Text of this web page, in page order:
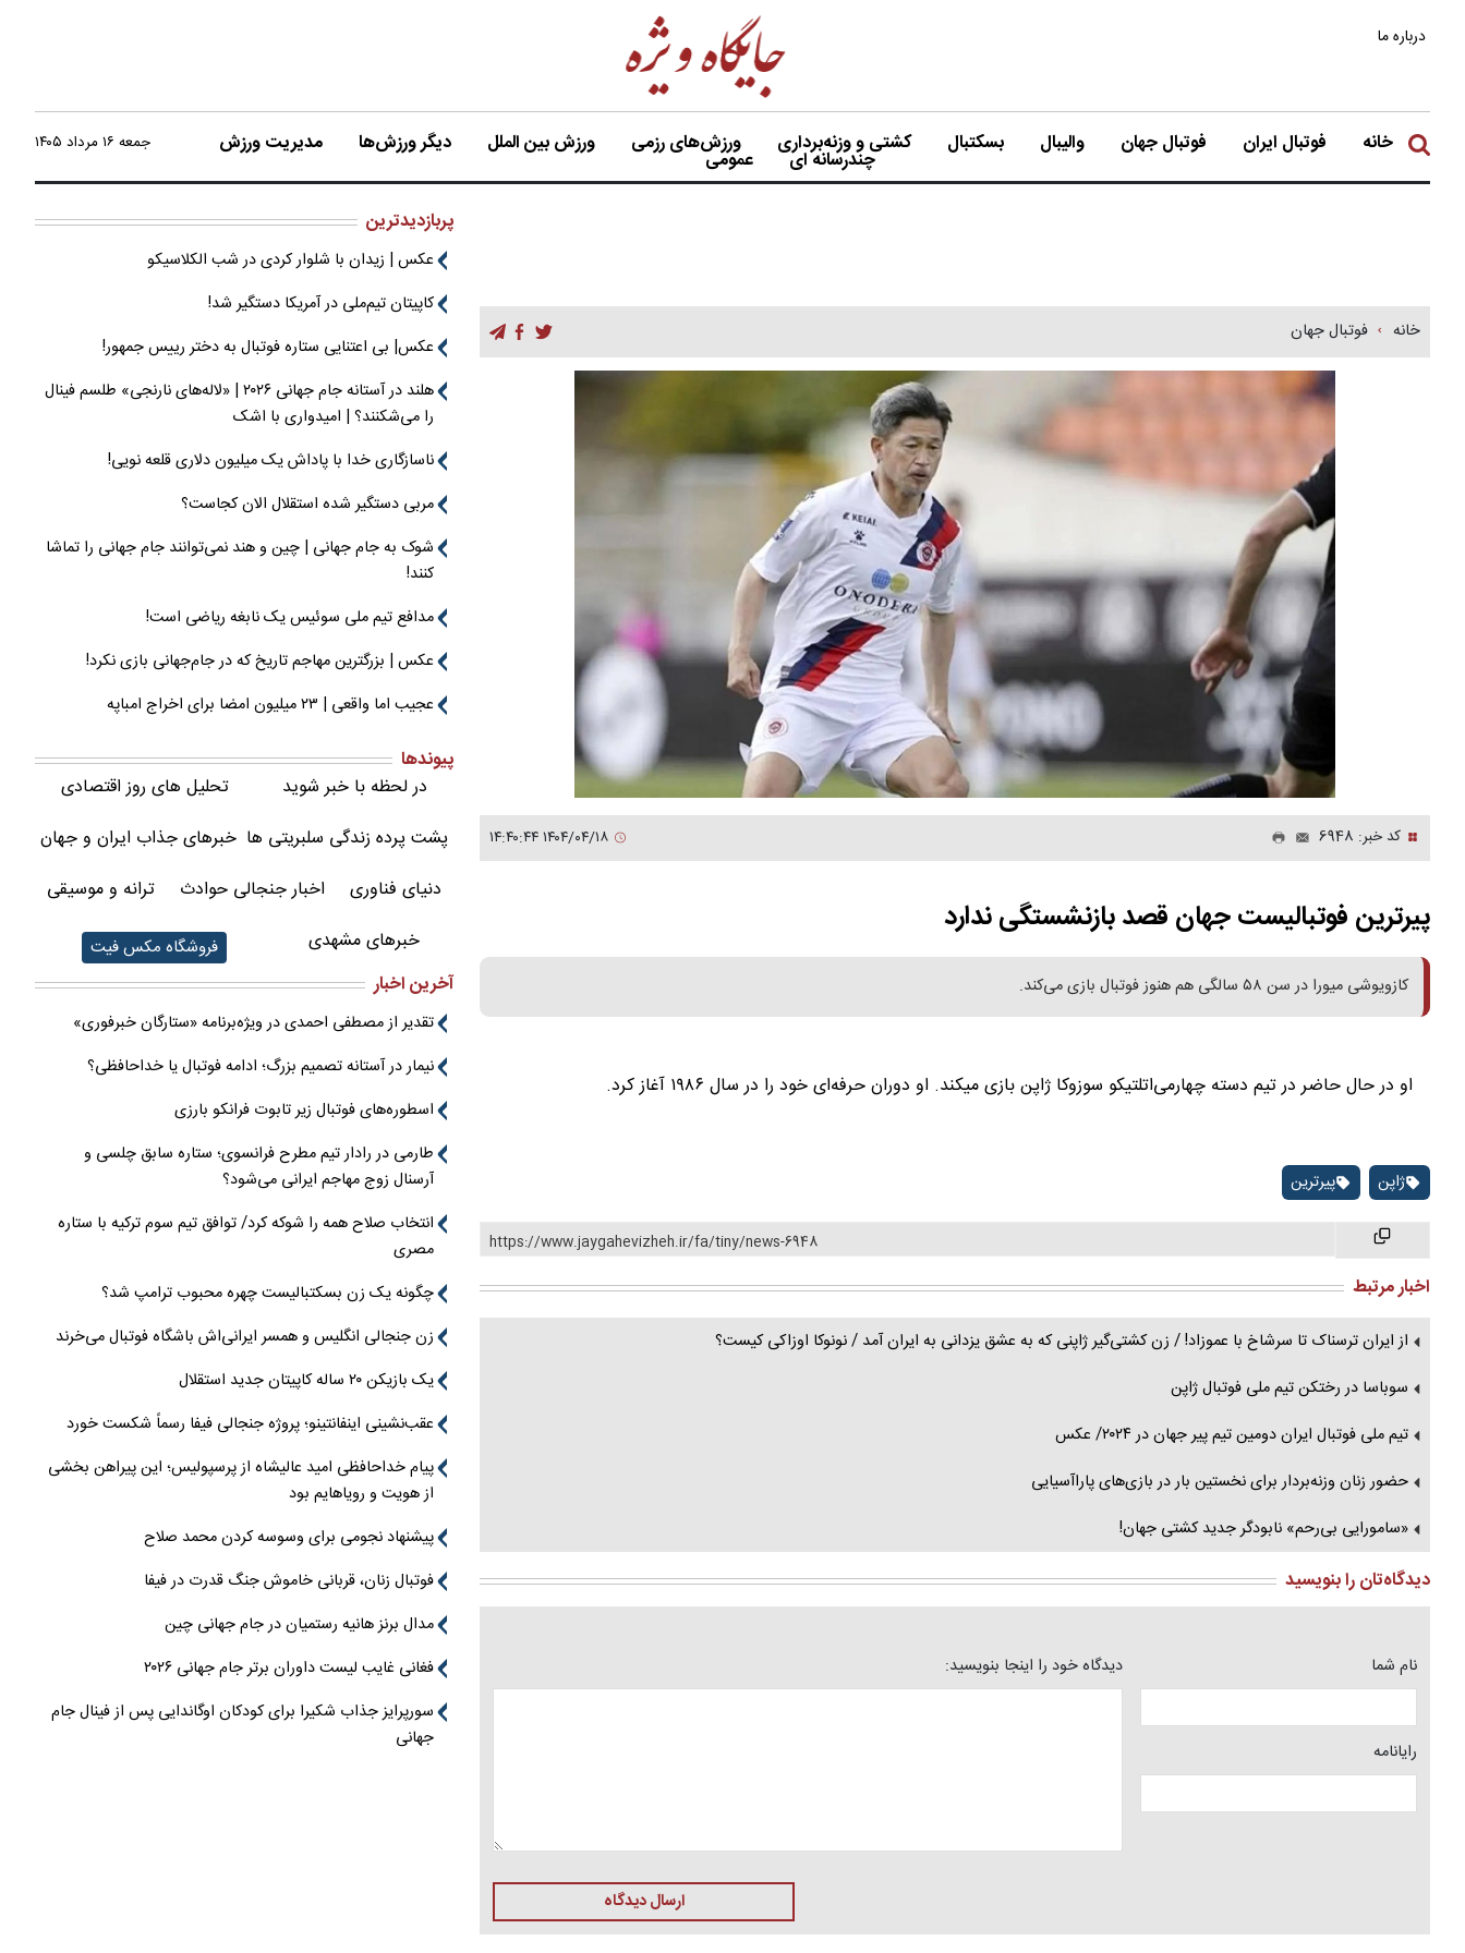
درباره ما
خانه فوتبال ایران فوتبال جهان والیبال بسکتبال کشتی و وزنه‌برداری ورزش‌های رزمی ورزش بین الملل دیگر ورزش‌ها مدیریت ورزش
چندرسانه ای عمومی
جمعه ۱۶ مرداد ۱۴۰۵
خانه فوتبال جهان
کد خبر: 6948
پیرترین فوتبالیست جهان قصد بازنشستگی ندارد
کازویوشی میورا در سن ۵۸ سالگی هم هنوز فوتبال بازی می‌کند.
او در حال حاضر در تیم دسته چهارمی‌اتلتیکو سوزوکا ژاپن بازی میکند. او دوران حرفه‌ای خود را در سال ۱۹۸۶ آغاز کرد.
ژاپن پیرترین
https://www.jaygahevizheh.ir/fa/tiny/news-6948
اخبار مرتبط
از ایران ترسناک تا سرشاخ با عموزاد! / زن کشتی‌گیر ژاپنی که به عشق یزدانی به ایران آمد / نونوکا اوزاکی کیست؟
سوباسا در رختکن تیم ملی فوتبال ژاپن
تیم ملی فوتبال ایران دومین تیم پیر جهان در ۲۰۲۴/ عکس
حضور زنان وزنه‌بردار برای نخستین بار در بازی‌های پاراآسیایی
«سامورایی بی‌رحم» نابودگر جدید کشتی جهان!
دیدگاه‌تان را بنویسید
نام شما
رایانامه
دیدگاه خود را اینجا بنویسید:
ارسال دیدگاه
پربازدیدترین
عکس | زیدان با شلوار کردی در شب الکلاسیکو
کاپیتان تیم‌ملی در آمریکا دستگیر شد!
عکس| بی اعتنایی ستاره فوتبال به دختر رییس جمهور!
هلند در آستانه جام جهانی ۲۰۲۶ | «لاله‌های نارنجی» طلسم فینال
را می‌شکنند؟ | امیدواری با اشک
ناسازگاری خدا با پاداش یک میلیون دلاری قلعه نویی!
مربی دستگیر شده استقلال الان کجاست؟
شوک به جام جهانی | چین و هند نمی‌توانند جام جهانی را تماشا
کنند!
مدافع تیم ملی سوئیس یک نابغه ریاضی است!
عکس | بزرگترین مهاجم تاریخ که در جام‌جهانی بازی نکرد!
عجیب اما واقعی | ۲۳ میلیون امضا برای اخراج امباپه
پیوندها
در لحظه با خبر شوید
تحلیل های روز اقتصادی
پشت پرده زندگی سلبریتی ها خبرهای جذاب ایران و جهان
دنیای فناوری
اخبار جنجالی حوادث
ترانه و موسیقی
خبرهای مشهدی
فروشگاه مکس فیت
آخرین اخبار
تقدیر از مصطفی احمدی در ویژه‌برنامه «ستارگان خبرفوری»
نیمار در آستانه تصمیم بزرگ؛ ادامه فوتبال یا خداحافظی؟
اسطوره‌های فوتبال زیر تابوت فرانکو بارزی
طارمی در رادار تیم مطرح فرانسوی؛ ستاره سابق چلسی و
آرسنال زوج مهاجم ایرانی می‌شود؟
انتخاب صلاح همه را شوکه کرد/ توافق تیم سوم ترکیه با ستاره
مصری
چگونه یک زن بسکتبالیست چهره محبوب ترامپ شد؟
زن جنجالی انگلیس و همسر ایرانی‌اش باشگاه فوتبال می‌خرند
یک بازیکن ۲۰ ساله کاپیتان جدید استقلال
عقب‌نشینی اینفانتینو؛ پروژه جنجالی فیفا رسماً شکست خورد
پیام خداحافظی امید عالیشاه از پرسپولیس؛ این پیراهن بخشی
از هویت و رویاهایم بود
پیشنهاد نجومی برای وسوسه کردن محمد صلاح
فوتبال زنان، قربانی خاموش جنگ قدرت در فیفا
مدال برنز هانیه رستمیان در جام جهانی چین
فغانی غایب لیست داوران برتر جام جهانی ۲۰۲۶
سورپرایز جذاب شکیرا برای کودکان اوگاندایی پس از فینال جام
جهانی